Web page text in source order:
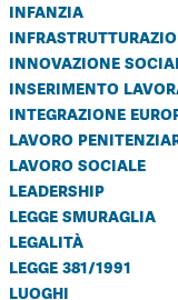
infanzia
innovazione
inserimento
integrazione
lavoro
lavoro sociale
leadership
legge smuraglia
legalità
legge 381/1991
luoghi